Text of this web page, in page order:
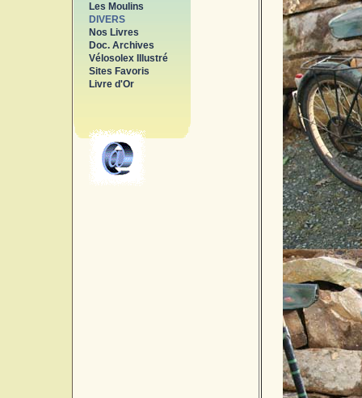
Les Moulins
DIVERS
Nos Livres
Doc. Archives
Vélosolex Illustré
Sites Favoris
Livre d'Or